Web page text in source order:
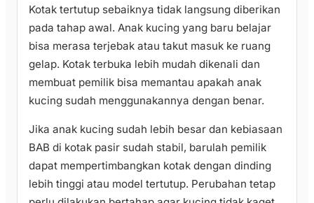
Kotak tertutup sebaiknya tidak langsung diberikan
pada tahap awal. Anak kucing yang baru belajar
bisa merasa terjebak atau takut masuk ke ruang
gelap. Kotak terbuka lebih mudah dikenali dan
membuat pemilik bisa memantau apakah anak
kucing sudah menggunakannya dengan benar.
Jika anak kucing sudah lebih besar dan kebiasaan
BAB di kotak pasir sudah stabil, barulah pemilik
dapat mempertimbangkan kotak dengan dinding
lebih tinggi atau model tertutup. Perubahan tetap